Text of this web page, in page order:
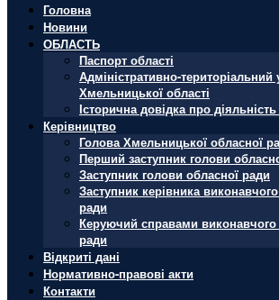
Головна
Новини
ОБЛАСТЬ
Паспорт області
Адміністративно-територіальний
Хмельницької області
Історична довідка про
Керівництво
Голова Хмельницької обласної
Перший заступник голови
Заступник голови обласної ради
Заступник керівника
ради
Керуючий справами виконавчого
ради
Відкриті дані
Нормативно-правові акти
Контакти